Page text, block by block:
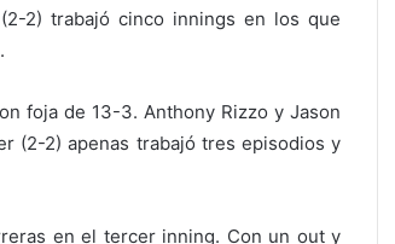
2) trabajó cinco innings en los que
foja de 13-3. Anthony Rizzo y Jason
(2-2) apenas trabajó tres episodios y
en el tercer inning. Con un out y